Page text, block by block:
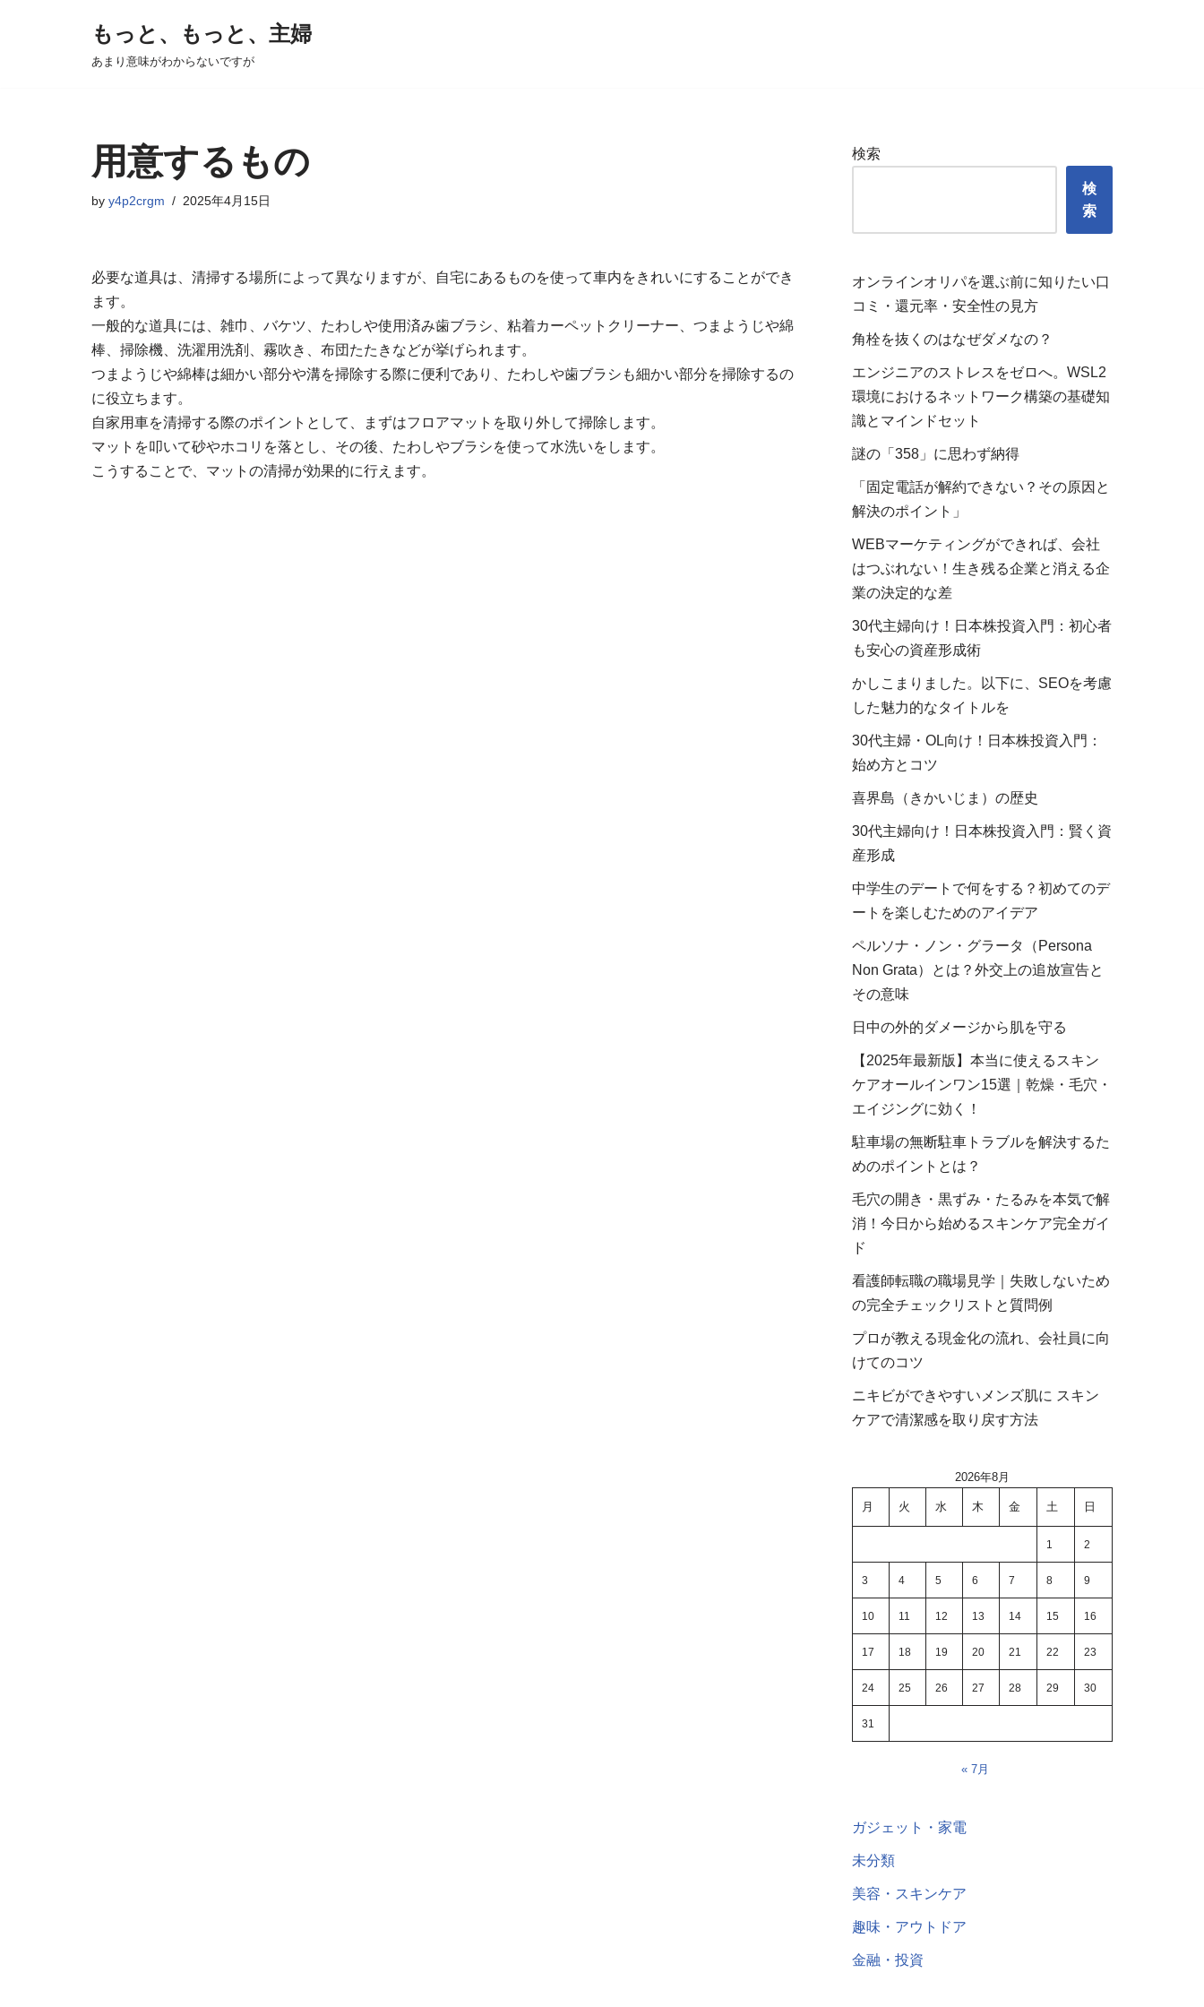
もっと、もっと、主婦
あまり意味がわからないですが
用意するもの
by y4p2crgm 2025年4月15日
必要な道具は、清掃する場所によって異なりますが、自宅にあるものを使って車内をきれいにすることができ
ます。
一般的な道具には、雑巾、バケツ、たわしや使用済み歯ブラシ、粘着カーペットクリーナー、つまようじや綿
棒、掃除機、洗濯用洗剤、霧吹き、布団たたきなどが挙げられます。
つまようじや綿棒は細かい部分や溝を掃除する際に便利であり、たわしや歯ブラシも細かい部分を掃除するの
に役立ちます。
自家用車を清掃する際のポイントとして、まずはフロアマットを取り外して掃除します。
マットを叩いて砂やホコリを落とし、その後、たわしやブラシを使って水洗いをします。
こうすることで、マットの清掃が効果的に行えます。
検索
検
索
オンラインオリパを選ぶ前に知りたい口
コミ・還元率・安全性の見方
角栓を抜くのはなぜダメなの？
エンジニアのストレスをゼロへ。WSL2
環境におけるネットワーク構築の基礎知
識とマインドセット
謎の「358」に思わず納得
「固定電話が解約できない？その原因と
解決のポイント」
WEBマーケティングができれば、会社
はつぶれない！生き残る企業と消える企
業の決定的な差
30代主婦向け！日本株投資入門：初心者
も安心の資産形成術
かしこまりました。以下に、SEOを考慮
した魅力的なタイトルを
30代主婦・OL向け！日本株投資入門：
始め方とコツ
喜界島（きかいじま）の歴史
30代主婦向け！日本株投資入門：賢く資
産形成
中学生のデートで何をする？初めてのデ
ートを楽しむためのアイデア
ペルソナ・ノン・グラータ（Persona
Non Grata）とは？外交上の追放宣告と
その意味
日中の外的ダメージから肌を守る
【2025年最新版】本当に使えるスキン
ケアオールインワン15選｜乾燥・毛穴・
エイジングに効く！
駐車場の無断駐車トラブルを解決するた
めのポイントとは？
毛穴の開き・黒ずみ・たるみを本気で解
消！今日から始めるスキンケア完全ガイ
ド
看護師転職の職場見学｜失敗しないため
の完全チェックリストと質問例
プロが教える現金化の流れ、会社員に向
けてのコツ
ニキビができやすいメンズ肌に スキン
ケアで清潔感を取り戻す方法
2026年8月
月 火 水 木 金 土 日
1 2
3 4 5 6 7 8 9
10 11 12 13 14 15 16
17 18 19 20 21 22 23
24 25 26 27 28 29 30
31
« 7月
ガジェット・家電
未分類
美容・スキンケア
趣味・アウトドア
金融・投資